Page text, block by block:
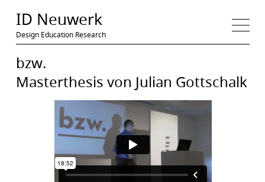
ID Neuwerk
Design Education Research
bzw.
Masterthesis von Julian Gottschalk